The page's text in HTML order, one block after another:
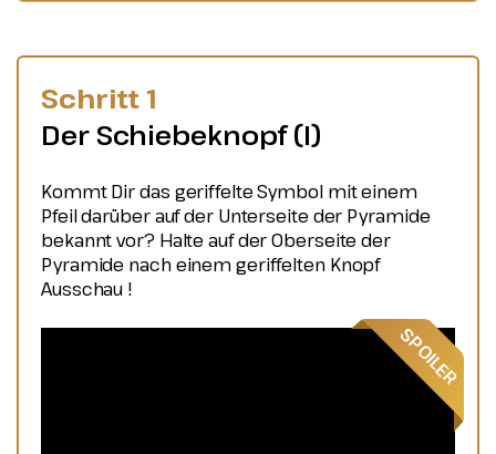
Schritt 1
Der Schiebeknopf (I)
Kommt Dir das geriffelte Symbol mit einem
Pfeil darüber auf der Unterseite der Pyramide
bekannt vor? Halte auf der Oberseite der
Pyramide nach einem geriffelten Knopf
Ausschau !